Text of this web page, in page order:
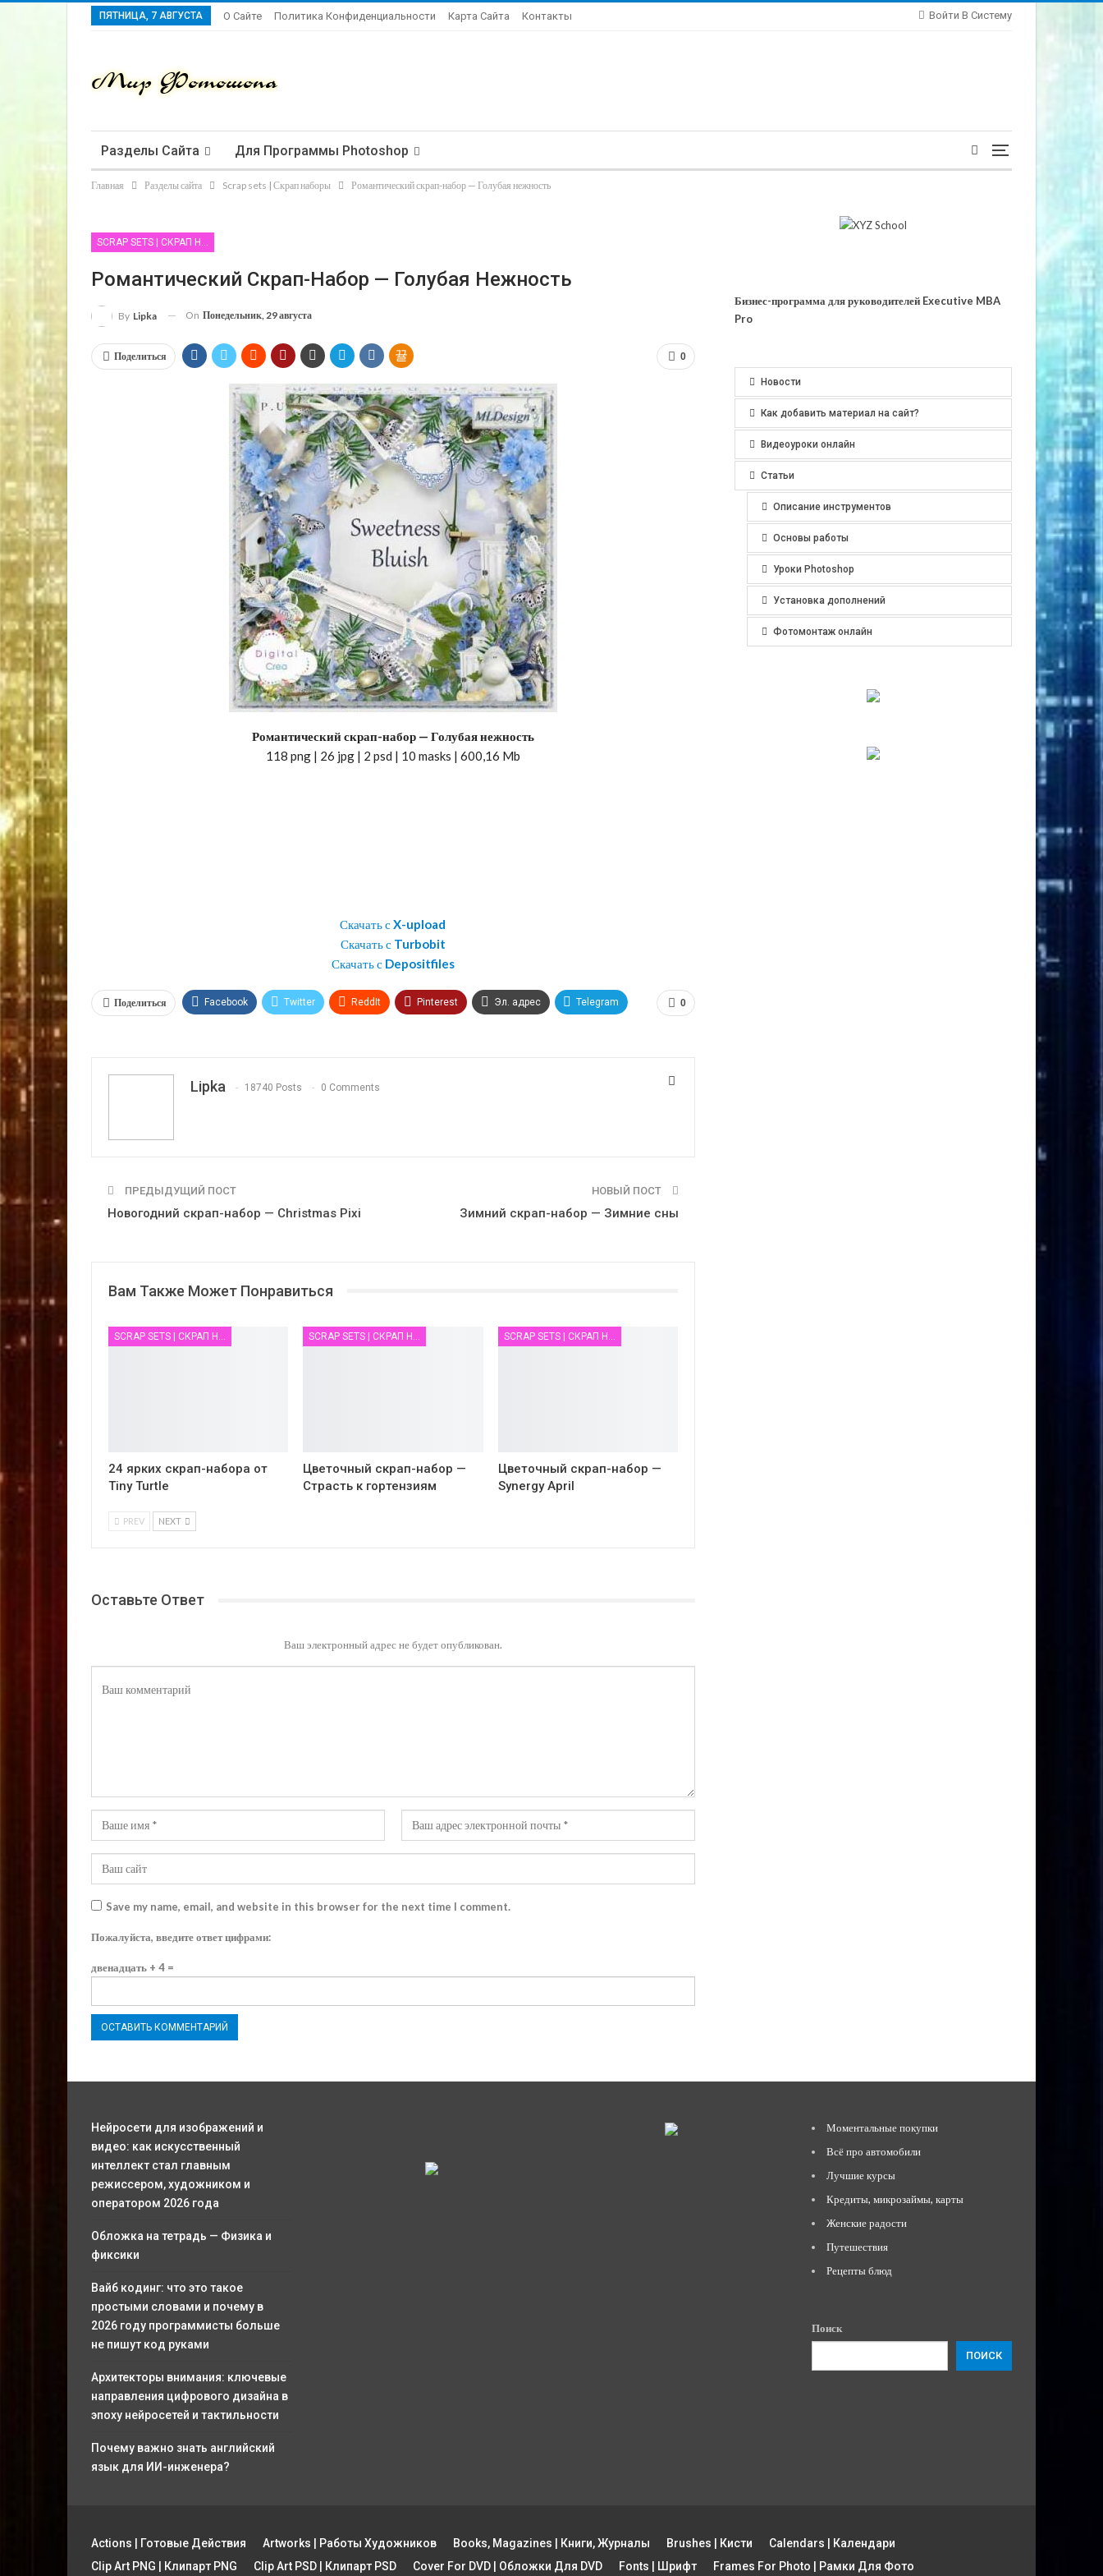
Войти В Систему
ПЯТНИЦА, 7 АВГУСТА О Сайте Политика Конфиденциальности Карта Сайта Контакты
Разделы Сайта Для Программы Photoshop
Главная Разделы сайта Scrap sets | Скрап наборы Романтический скрап-набор — Голубая нежность
Романтический Скрап-Набор — Голубая Нежность
By Lipka On Понедельник, 29 августа
0
Поделиться
Романтический скрап-набор — Голубая нежность
118 png | 26 jpg | 2 psd | 10 masks | 600,16 Mb
Скачать сX-upload
Скачать с Turbobit
Скачать с Depositfiles
0
Поделиться Facebook Twitter ReddIt Pinterest Эл. адрес Telegram
Lipka 18740 Posts 0 Comments
ПРЕДЫДУЩИЙ ПОСТ
Новогодний скрап-набор — Christmas Pixi
НОВЫЙ ПОСТ
Зимний скрап-набор — Зимние сны
Вам Также Может Понравиться
24 ярких cкрап-набора от
Tiny Turtle
Цветочный скрап-набор —
Страсть к гортензиям
Цветочный скрап-набор —
Synergy April
PREV NEXT
Оставьте Ответ
Ваш электронный адрес не будет опубликован.
Save my name, email, and website in this browser for the next time I comment.
Пожалуйста, введите ответ цифрами:
двенадцать + 4 =
Бизнес-программа для руководителей Executive MBA
Pro
Новости
Как добавить материал на сайт?
Видеоуроки онлайн
Статьи
Описание инструментов
Основы работы
Уроки Photoshop
Установка дополнений
Фотомонтаж онлайн
Нейросети для изображений и
видео: как искусственный
интеллект стал главным
режиссером, художником и
оператором 2026 года
Обложка на тетрадь — Физика и
фиксики
Вайб кодинг: что это такое
простыми словами и почему в
2026 году программисты больше
не пишут код руками
Архитекторы внимания: ключевые
направления цифрового дизайна в
эпоху нейросетей и тактильности
Почему важно знать английский
язык для ИИ-инженера?
Моментальные покупки
Всё про автомобили
Лучшие курсы
Кредиты, микрозаймы, карты
Женские радости
Путешествия
Рецепты блюд
Поиск
ПОИСК
Actions | Готовые Действия Artworks | Работы Художников Books, Magazines | Книги, Журналы Brushes | Кисти
Calendars | Календари
Clip Art PNG | Клипарт PNG
Clip Art PSD | Клипарт PSD Cover For DVD | Обложки Для DVD Fonts | Шрифт Frames For Photo | Рамки Для Фото